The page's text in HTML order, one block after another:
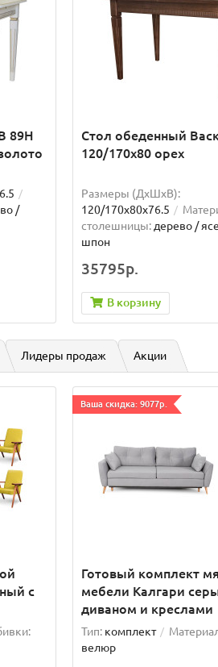
89Н
/
Стол обеденный
120/170х80 орех
Размеры (ДхШxВ):
120/170х80х76.5
столешницы: дерево /
шпон
35795р.
В корзину
Лидеры продаж Акции
с
Ваша скидка: 9077р.
Готовый комплект
мебели Калгари
диваном и креслами
Тип: комплект
велюр